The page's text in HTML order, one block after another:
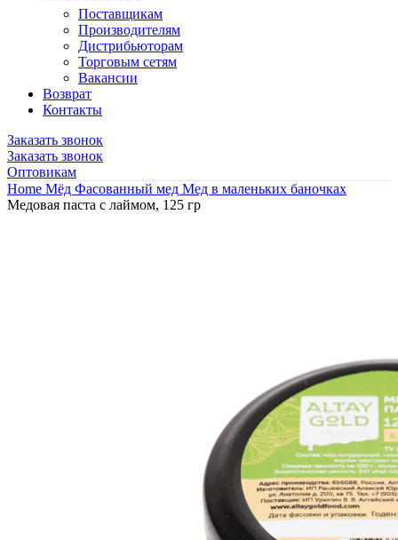
Поставщикам
Производителям
Дистрибьюторам
Торговым сетям
Вакансии
Возврат
Контакты
Заказать звонок
Заказать звонок
Оптовикам
Home Мёд Фасованный мед Мед в маленьких баночках
Медовая паста с лаймом, 125 гр